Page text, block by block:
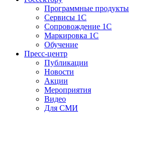
Программные продукты
Сервисы 1С
Сопровождение 1С
Маркировка 1С
Обучение
Пресс-центр
Публикации
Новости
Акции
Мероприятия
Видео
Для СМИ